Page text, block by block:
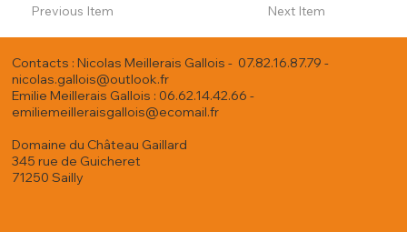
Previous Item Next Item
Contacts : Nicolas Meillerais Gallois - 07.82.16.87.79 -
nicolas.gallois@outlook.fr
Emilie Meillerais Gallois : 06.62.14.42.66 -
emiliemeilleraisgallois@ecomail.fr
Domaine du Château Gaillard
345 rue de Guicheret
71250 Sailly